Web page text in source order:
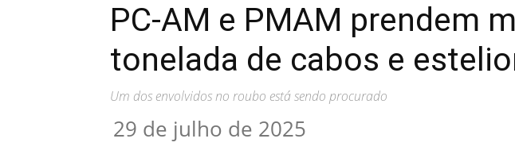
PC-AM e PMAM prendem
tonelada de cabos e
Um dos envolvidos no roubo está sendo procurado
29 de julho de 2025